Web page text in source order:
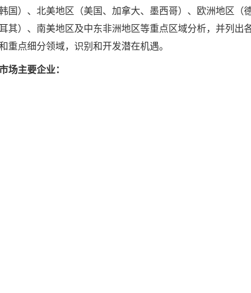
）、北美地区（美国、加拿大、墨西哥）、欧洲地区（
其）、南美地区及中东非洲地区等重点区域分析，并列出
点细分领域，识别和开发潜在机遇。
场主要企业：